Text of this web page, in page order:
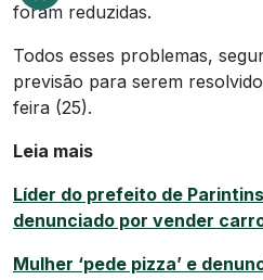
foram reduzidas.
Todos esses problemas,
previsão para serem
feira (25).
Leia mais
Líder do prefeito de
denunciado por vender
Mulher ‘pede pizza’ e